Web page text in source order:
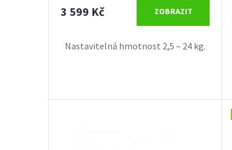
3 599 Kč ZOBRAZIT
Nastavitelná hmotnost 2,5 – 24 kg.